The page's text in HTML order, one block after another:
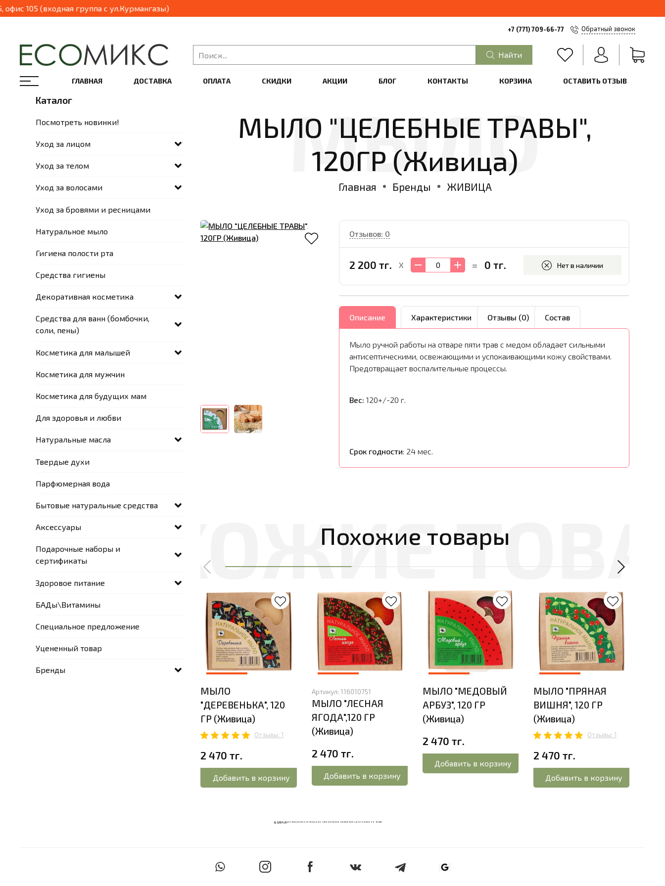
111 / улица Байтурсынова, 95, офис 105 (входная группа с ул.Курмангазы)
+7 (771) 709-66-77 Обратный звонок
Найти
ГЛАВНАЯ ДОСТАВКА ОПЛАТА СКИДКИ АКЦИИ БЛОГ КОНТАКТЫ КОРЗИНА ОСТАВИТЬ ОТЗЫВ
МЫЛО "ЦЕЛЕБНЫЕ ТРАВЫ",
120ГР (Живица)
Главная Бренды ЖИВИЦА
Отзывов: 0
2 200 тг. X = 0 тг. Нет в наличии
В корзину
Описание Характеристики Отзывы (0) Состав
Мыло ручной работы на отваре пяти трав с медом обладает сильными
антисептическими, освежающими и успокаивающими кожу свойствами.
Предотвращает воспалительные процессы.
Вес: 120+/-20 г.
Срок годности: 24 мес.
Похожие товары
МЫЛО
"ДЕРЕВЕНЬКА", 120
ГР (Живица)
Отзывы: 1
2 470 тг.
Добавить в корзину
Артикул: 116010751
МЫЛО "ЛЕСНАЯ
ЯГОДА",120 ГР
(Живица)
2 470 тг.
Добавить в корзину
МЫЛО "МЕДОВЫЙ
АРБУЗ", 120 ГР
(Живица)
2 470 тг.
Добавить в корзину
МЫЛО "ПРЯНАЯ
ВИШНЯ", 120 ГР
(Живица)
Отзывы: 1
2 470 тг.
Добавить в корзину
Каталог
Посмотреть новинки!
Уход за лицом
Уход за телом
Уход за волосами
Уход за бровями и ресницами
Натуральное мыло
Гигиена полости рта
Средства гигиены
Декоративная косметика
Средства для ванн (бомбочки,
соли, пены)
Косметика для малышей
Косметика для мужчин
Косметика для будущих мам
Для здоровья и любви
Натуральные масла
Твердые духи
Парфюмерная вода
Бытовые натуральные средства
Аксессуары
Подарочные наборы и
сертификаты
Здоровое питание
БАДы\Витамины
Специальное предложение
Уцененный товар
Бренды
ECOМИКС МУЛЬТИМАГАЗИН НАТУРАЛЬНОЙ ОРГАНИЧЕСКОЙ КОСМЕТИКИ С ДОСТАВКОЙ ПО ВСЕМУ
КАЗАХСТАНУ